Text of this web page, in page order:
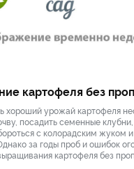
картофеля без
хороший урожай картофеля
посадить семенные клубни,
с колорадским жуком
за годы проб и ошибок
картофеля без